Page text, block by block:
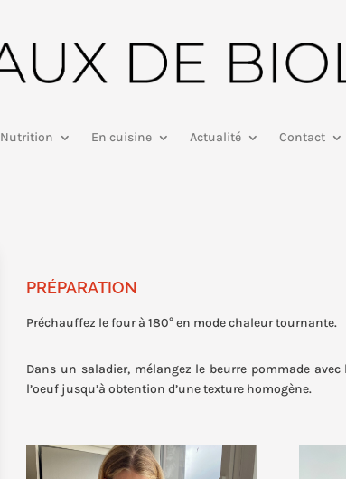
Nutrition En cuisine Actualité Contact
PRÉPARATION
Préchauffez le four à 180° en mode chaleur tournante.
Dans un saladier, mélangez le beurre pommade avec
l’oeuf jusqu’à obtention d’une texture homogène.